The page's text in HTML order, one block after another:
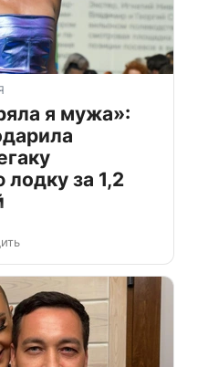
я мужа»:
за 1,2